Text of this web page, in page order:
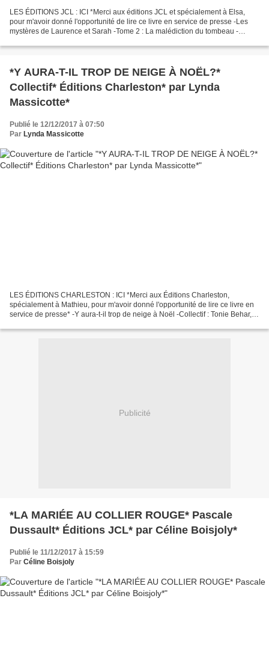
LES ÉDITIONS JCL : ICI *Merci aux éditions JCL et spécialement à Elsa,
pour m'avoir donné l'opportunité de lire ce livre en service de presse -Les
mystères de Laurence et Sarah -Tome 2 : La malédiction du tombeau -
*Y AURA-T-IL TROP DE NEIGE À NOËL?*
Collectif* Éditions Charleston* par Lynda
Massicotte*
Publié le 12/12/2017 à 07:50
Par Lynda Massicotte
LES ÉDITIONS CHARLESTON : ICI *Merci aux Éditions Charleston,
spécialement à Mathieu, pour m'avoir donné l'opportunité de lire ce livre en
service de presse* -Y aura-t-il trop de neige à Noël -Collectif : Tonie Behar,
Publicité
*LA MARIÉE AU COLLIER ROUGE* Pascale
Dussault* Éditions JCL* par Céline Boisjoly*
Publié le 11/12/2017 à 15:59
Par Céline Boisjoly